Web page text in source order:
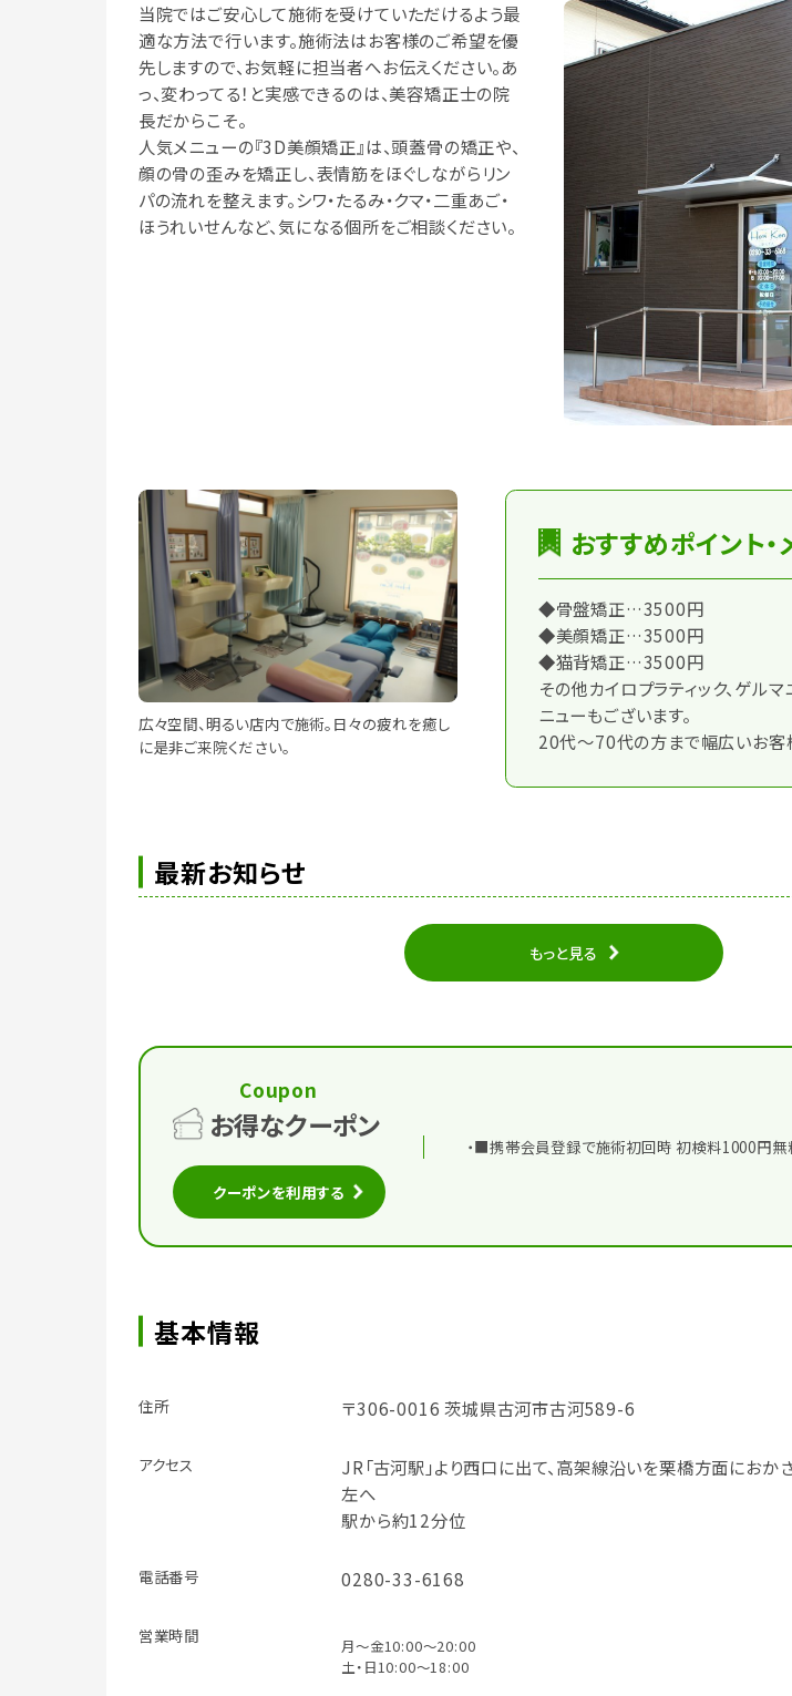
当院ではご安心して施術を受けていただけるよう最
適な方法で行います。施術法はお客様のご希望を優
先しますので、お気軽に担当者へお伝えください。あ
っ、変わってる！と実感できるのは、美容矯正士の院
長だからこそ。
人気メニューの『3D美顔矯正』は、頭蓋骨の矯正や、
顔の骨の歪みを矯正し、表情筋をほぐしながらリン
パの流れを整えます。シワ・たるみ・クマ・二重あご・
ほうれいせんなど、気になる個所をご相談ください。
広々空間、明るい店内で施術。日々の疲れを癒し
に是非ご来院ください。
おすすめポイント・
◆骨盤矯正…3500円
◆美顔矯正…3500円
◆猫背矯正…3500円
その他カイロプラティック、ゲル
ニューもございます。
20代～70代の方まで幅広いお客
最新お知らせ
もっと見る
Coupon
お得なクーポン
クーポンを利用する
・■携帯会員登録で施術初回時 初検料1000円無
基本情報
住所 〒306-0016 茨城県古河市古河589-6
アクセス
JR「古河駅」より西口に出て、高架線沿いを栗橋方面にお
左へ
駅から約12分位
電話番号 0280-33-6168
営業時間
月～金10:00～20:00
土・日10:00～18:00